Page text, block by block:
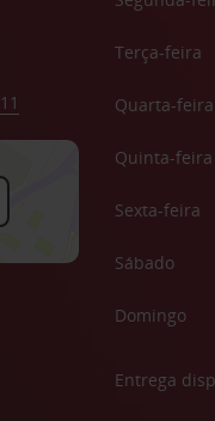
Terça-feira
Quarta-feira
Quinta-feira
Sexta-feira
Sábado
Domingo
Entrega